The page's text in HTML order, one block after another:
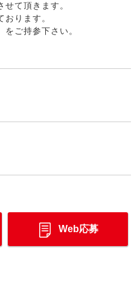
て頂きます。
ります。
ご持参下さい。
Web応募